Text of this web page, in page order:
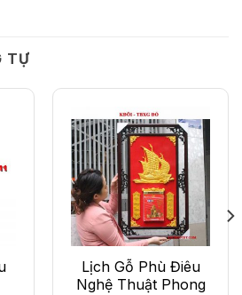
TỰ
Lịch Gỗ Phù Điêu
Nghệ Thuật Phong